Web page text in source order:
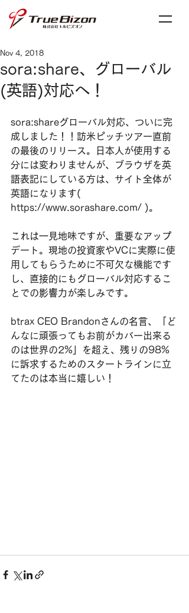
sora:share、グローバル
(英語)対応へ！
Nov 4, 2018
sora:shareグローバル対応、ついに完
成しました！！訪米ピッチツアー直前
の最後のリリース。日本人が使用する
分には変わりませんが、ブラウザを英
語表記にしている方は、サイト全体が
英語になります(
https://www.sorashare.com/ )。
これは一見地味ですが、重要なアップ
デート。現地の投資家やVCに実際に使
用してもらうために不可欠な機能です
し、直接的にもグローバル対応するこ
とでの影響力が楽しみです。
btrax CEO Brandonさんの名言、「ど
んなに頑張ってもお前がカバー出来る
のは世界の2%」を超え、残りの98%
に訴求するためのスタートラインに立
てたのは本当に嬉しい！